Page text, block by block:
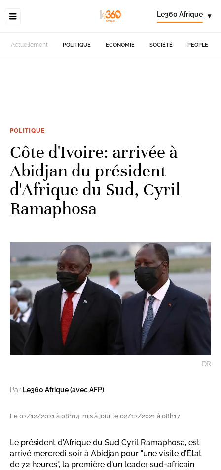
Le360 Afrique ▾
Actuellement POLITIQUE ECONOMIE SOCIÉTÉ PEOPLE
POLITIQUE
Côte d'Ivoire: arrivée à
Abidjan du président
d'Afrique du Sud, Cyril
Ramaphosa
DR
Par Le360 Afrique (avec AFP)
Le 02/12/2021 à 08h14, mis à jour le 02/12/2021 à 08h17
Le président d'Afrique du Sud Cyril Ramaphosa, est
arrivé mercredi soir à Abidjan pour "une visite d’État
de 72 heures", la première d'un leader sud-africain